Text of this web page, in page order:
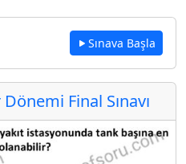
Sınava Başla
Final Sınavı